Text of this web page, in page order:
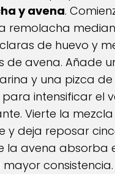
y avena.
remolacha
de huevo y
de avena. Añade
y una pizca
intensificar el
Vierte la mezcla
y deja reposar
la avena absorba